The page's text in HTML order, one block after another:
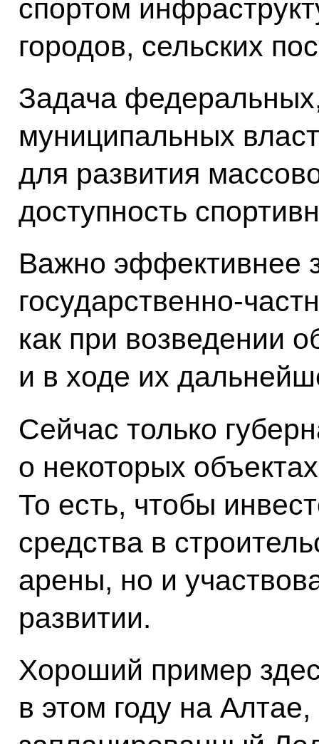
спортом
городов, сельских
Задача
муниципальных
для развития
доступность
Важно эффективнее
государственно-
как при возведении
и в ходе их
Сейчас только
о некоторых
То есть, чтобы
средства в
арены, но и
развитии.
Хороший пример
в этом году на